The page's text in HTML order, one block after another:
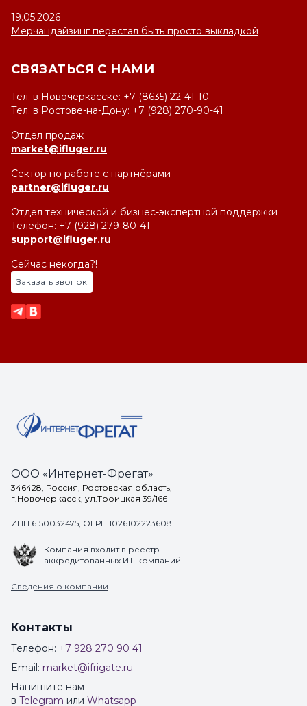
19.05.2026
Мерчандайзинг перестал быть просто выкладкой
СВЯЗАТЬСЯ С НАМИ
Тел. в Новочеркасске: +7 (8635) 22-41-10
Тел. в Ростове-на-Дону: +7 (928) 270-90-41
Отдел продаж
market@ifluger.ru
Сектор по работе с партнёрами
partner@ifluger.ru
Отдел технической и бизнес-экспертной поддержки
Телефон: +7 (928) 279-80-41
support@ifluger.ru
Сейчас некогда?!
Заказать звонок
ООО «Интернет-Фрегат»
346428, Россия, Ростовская область,
г.Новочеркасск, ул.Троицкая 39/166
ИНН 6150032475, ОГРН 1026102223608
Компания входит в реестр
аккредитованных ИТ-компаний.
Сведения о компании
Контакты
Телефон: +7 928 270 90 41
Email: market@ifrigate.ru
Напишите нам
в Telegram или Whatsapp